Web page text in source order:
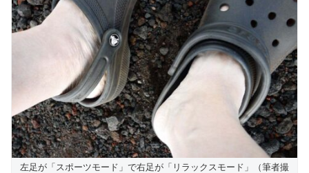
左足が「スポーツモード」で右足が「リラックスモード」（筆者撮